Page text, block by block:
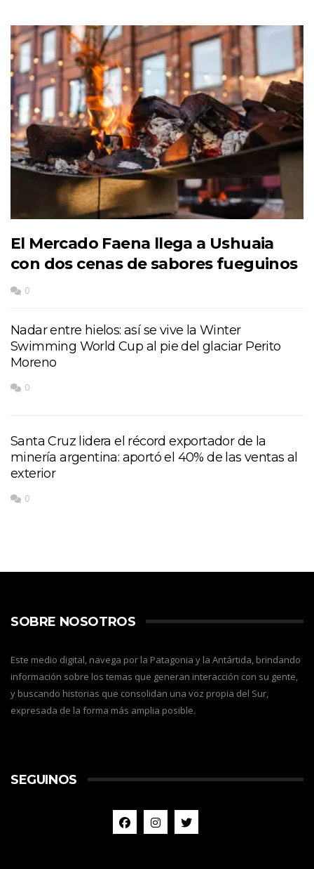
El Mercado Faena llega a Ushuaia
con dos cenas de sabores fueguinos
0
Nadar entre hielos: así se vive la Winter
Swimming World Cup al pie del glaciar Perito
Moreno
0
Santa Cruz lidera el récord exportador de la
minería argentina: aportó el 40% de las ventas al
exterior
0
SOBRE NOSOTROS
Este medio digital, navega por la Patagonia y la Antártida, brindando
información sobre los temas que generan interacción con su gente,
y buscando historias que consolidan una voz propia del Sur,
expresada de la forma más amplia posible.
SEGUINOS